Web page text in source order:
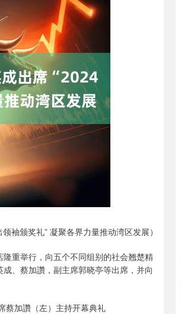
袖颁奖礼” 凝聚各界力量推动湾区发展）
重举行，向五个不同组别的社会翘楚精
、蔡加讚，副主席郭晓亭等出席，并向
蔡加讚（左）主持开幕典礼